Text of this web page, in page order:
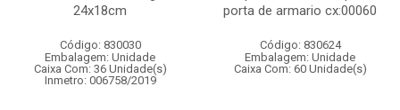
24x18cm
Código: 830030
Embalagem: Unidade
Caixa Com: 36 Unidade(s)
Inmetro: 006758/2019
porta de armario cx:00060
Código: 830624
Embalagem: Unidade
Caixa Com: 60 Unidade(s)